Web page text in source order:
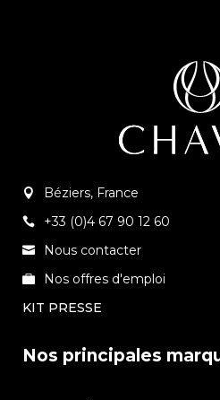
Béziers, France
+33 (0)4 67 90 12 60
Nous contacter
Nos offres d'emploi
KIT PRESSE
Nos principales